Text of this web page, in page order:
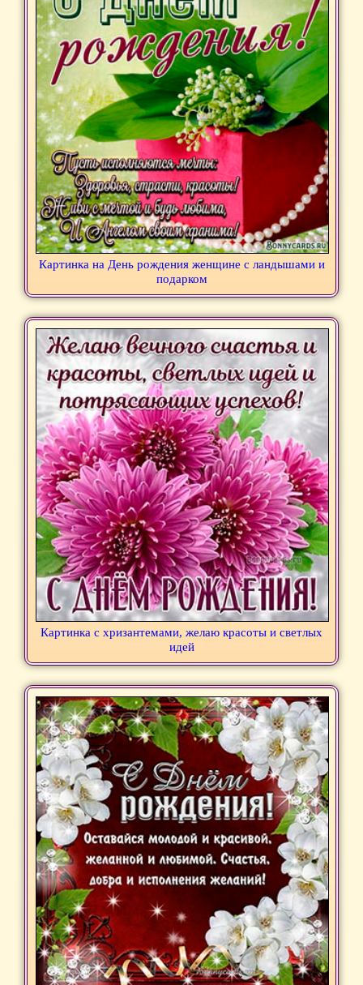
Картинка на День рождения женщине с ландышами и
подарком
Картинка с хризантемами, желаю красоты и светлых
идей